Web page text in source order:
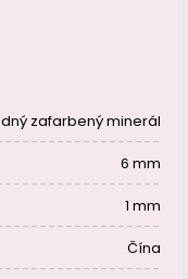
zafarbený minerál
6 mm
1 mm
Čína